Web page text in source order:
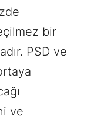
bir
PSD ve
ve